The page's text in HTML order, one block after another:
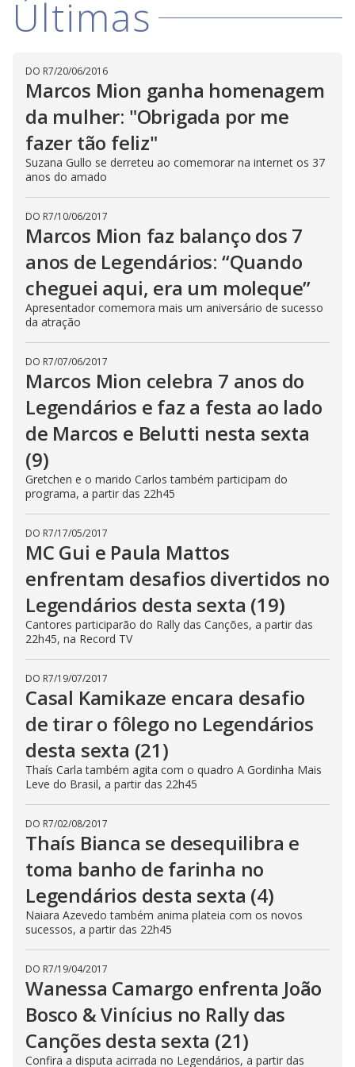
i
d
e
o
Últimas
DO R7/20/06/2016
Marcos Mion ganha homenagem
da mulher: "Obrigada por me
fazer tão feliz"
Suzana Gullo se derreteu ao comemorar na internet os 37
anos do amado
DO R7/10/06/2017
Marcos Mion faz balanço dos 7
anos de Legendários: “Quando
cheguei aqui, era um moleque”
Apresentador comemora mais um aniversário de sucesso
da atração
DO R7/07/06/2017
Marcos Mion celebra 7 anos do
Legendários e faz a festa ao lado
de Marcos e Belutti nesta sexta
(9)
Gretchen e o marido Carlos também participam do
programa, a partir das 22h45
DO R7/17/05/2017
MC Gui e Paula Mattos
enfrentam desafios divertidos no
Legendários desta sexta (19)
Cantores participarão do Rally das Canções, a partir das
22h45, na Record TV
DO R7/19/07/2017
Casal Kamikaze encara desafio
de tirar o fôlego no Legendários
desta sexta (21)
Thaís Carla também agita com o quadro A Gordinha Mais
Leve do Brasil, a partir das 22h45
DO R7/02/08/2017
Thaís Bianca se desequilibra e
toma banho de farinha no
Legendários desta sexta (4)
Naiara Azevedo também anima plateia com os novos
sucessos, a partir das 22h45
DO R7/19/04/2017
Wanessa Camargo enfrenta João
Bosco & Vinícius no Rally das
Canções desta sexta (21)
Confira a disputa acirrada no Legendários, a partir das